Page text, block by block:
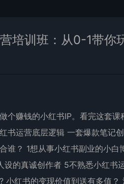
培训班：从0-1带你
个赚钱的小红书IP。看完这套
书运营底层逻辑 一套爆款笔记
谁？ 1想从事小红书副业的小
的真诚创作者 5不熟悉小红
小红书的变现价值到送有多值